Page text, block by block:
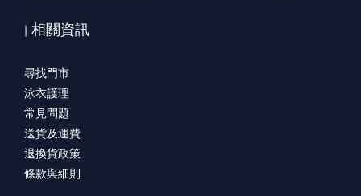
| 相關資訊
尋找門市
泳衣護理
常見問題
送貨及運費
退換貨政策
條款與細則